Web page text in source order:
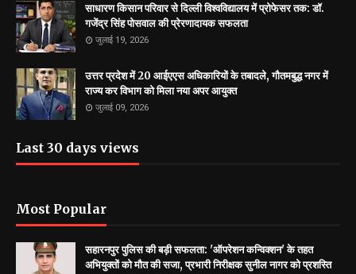
साधारण किसान परिवार से दिल्ली विश्वविद्यालय में प्रोफेसर तक: डॉ.
गजेंद्र सिंह पोसवाल की प्रेरणादायक सफलता
जुलाई 19, 2026
उत्तर प्रदेश में 20 आईएएस अधिकारियों के तबादले, गौतमबुद्ध नगर में
राज्य कर विभाग को मिला नया अपर आयुक्त
जुलाई 09, 2026
Last 30 days views
Most Popular
सहारनपुर पुलिस की बड़ी सफलता: 'ऑपरेशन कन्विक्शन' के तहत
अभियुक्तों को मौत की सजा, प्रभारी निरीक्षक सुनील नागर को प्रशस्ति